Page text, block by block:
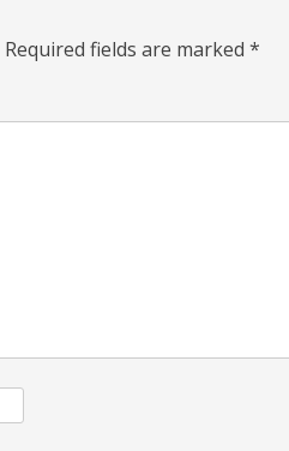
Required fields are marked *